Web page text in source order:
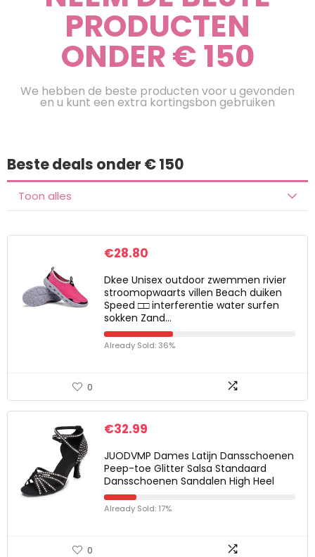
PRODUCTEN
ONDER € 150
We hebben de beste producten voor u gevonden
en u kunt een extra kortingsbon gebruiken
Beste deals onder € 150
Toon alles
€28.80
Dkee Unisex outdoor zwemmen rivier
stroomopwaarts villen Beach duiken
Speed ​​□□ interferentie water surfen
sokken Zand…
Already Sold: 36%
0
€32.99
JUODVMP Dames Latijn Dansschoenen
Peep-toe Glitter Salsa Standaard
Dansschoenen Sandalen High Heel
Already Sold: 17%
0